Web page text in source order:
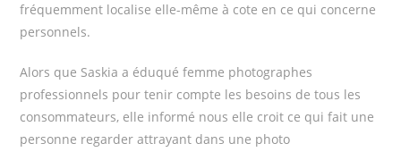
fréquemment localise elle-même à cote en ce qui concerne
personnels.
Alors que Saskia a éduqué femme photographes
professionnels pour tenir compte les besoins de tous les
consommateurs, elle informé nous elle croit ce qui fait une
personne regarder attrayant dans une photo